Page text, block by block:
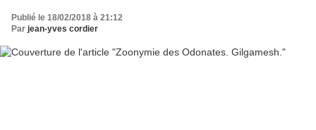
Publié le 18/02/2018 à 21:12
Par jean-yves cordier